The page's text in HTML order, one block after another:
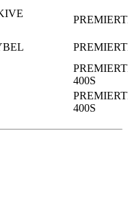
400S
400S